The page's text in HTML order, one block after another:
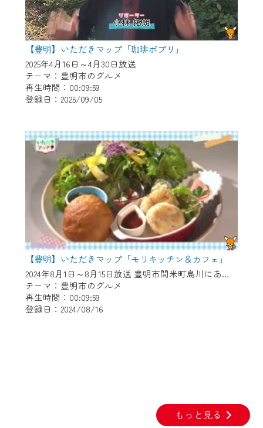
【豊明】いただきマップ「珈琲ポプリ」
2025年4月16日～4月30日放送
テーマ：豊明市のグルメ
再生時間：00:09:59
登録日：2025/09/05
【豊明】いただきマップ「モリキッチン＆カフェ」
2024年8月1日～8月15日放送 豊明市間米町島川にある「モリキッチン&カフェ」さんで、 スペシャルランチの米粉コロッケや 米粉チョコタルトをいただきます！
テーマ：豊明市のグルメ
再生時間：00:09:59
登録日：2024/08/16
もっと見る